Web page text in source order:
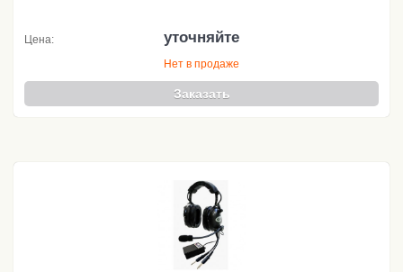
Цена: уточняйте
Нет в продаже
Заказать